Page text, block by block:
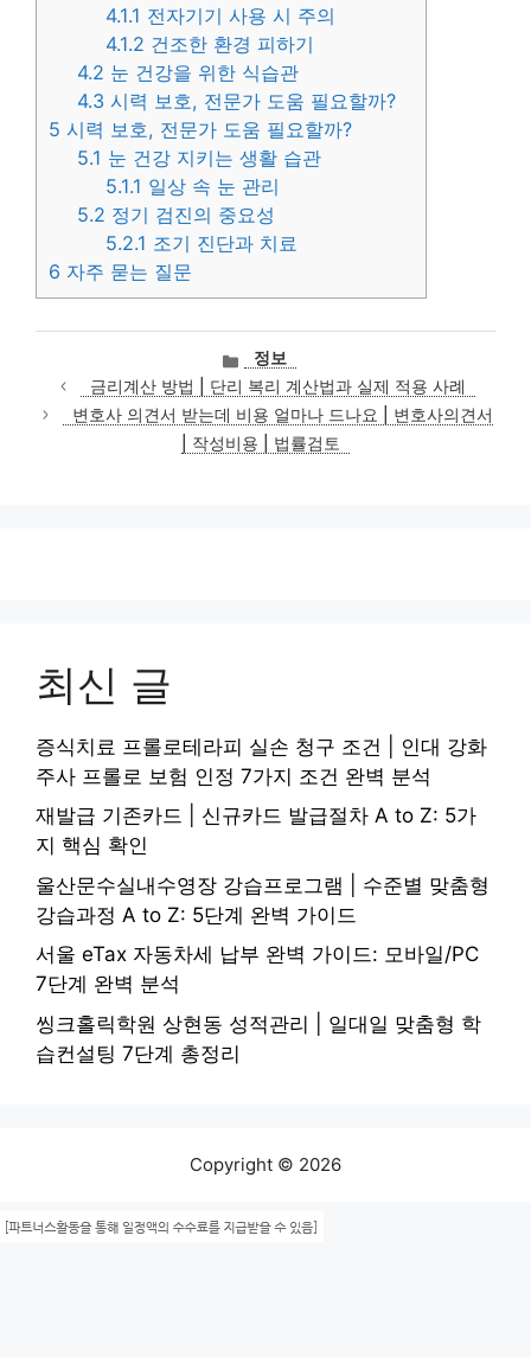
4.1.1 전자기기 사용 시 주의
4.1.2 건조한 환경 피하기
4.2 눈 건강을 위한 식습관
4.3 시력 보호, 전문가 도움 필요할까?
5 시력 보호, 전문가 도움 필요할까?
5.1 눈 건강 지키는 생활 습관
5.1.1 일상 속 눈 관리
5.2 정기 검진의 중요성
5.2.1 조기 진단과 치료
6 자주 묻는 질문
카
테
고
리
정보
금리계산 방법 | 단리 복리 계산법과 실제 적용 사례
변호사 의견서 받는데 비용 얼마나 드나요 | 변호사의견서
| 작성비용 | 법률검토
최신 글
증식치료 프롤로테라피 실손 청구 조건 | 인대 강화
주사 프롤로 보험 인정 7가지 조건 완벽 분석
재발급 기존카드 | 신규카드 발급절차 A to Z: 5가
지 핵심 확인
울산문수실내수영장 강습프로그램 | 수준별 맞춤형
강습과정 A to Z: 5단계 완벽 가이드
서울 eTax 자동차세 납부 완벽 가이드: 모바일/PC
7단계 완벽 분석
씽크홀릭학원 상현동 성적관리 | 일대일 맞춤형 학
습컨설팅 7단계 총정리
Copyright © 2026